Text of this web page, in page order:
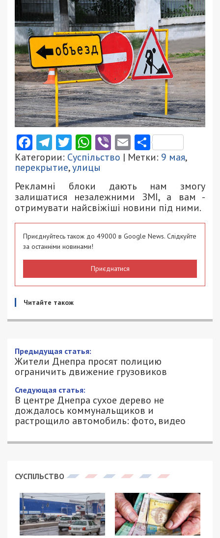
Facebook
Telegram
Twitter
WhatsApp
ViberEmail
Категории: Суспільство | Метки: 9 мая,
перекрытие,улицы
Рекламні блоки дають нам змогу
залишатися незалежними ЗМІ, а вам -
отримувати найсвіжіші новини під ними.
Приєднуйтесь також до 49000 в Google News. Слідкуйте
за останніми новинами!
Приєднатися
Читайте також
Предыдущая статья:
Жители Днепра просят полицию
ограничить движение грузовиков
Следующая статья:
В центре Днепра сухое дерево не
дождалось коммунальщиков и
растрощило автомобиль: фото, видео
СУСПІЛЬСТВО